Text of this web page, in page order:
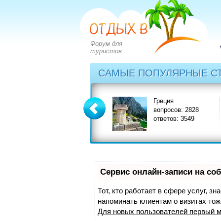
Форум для
туристов
САМЫЕ ПОПУЛЯРНЫЕ
Греция
вопросов: 2828
ответов: 3549
Сервис онлайн-записи на
Тот, кто работает в сфере услуг,
напоминать клиентам о визитах
Для новых пользователей первый